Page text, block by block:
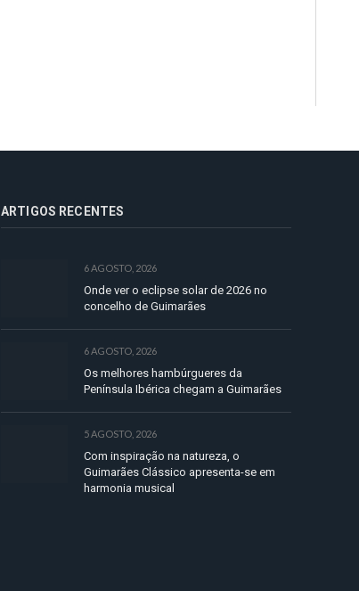
ARTIGOS RECENTES
6 AGOSTO, 2026
Onde ver o eclipse solar de 2026 no
concelho de Guimarães
6 AGOSTO, 2026
Os melhores hambúrgueres da
Península Ibérica chegam a Guimarães
5 AGOSTO, 2026
Com inspiração na natureza, o
Guimarães Clássico apresenta-se em
harmonia musical